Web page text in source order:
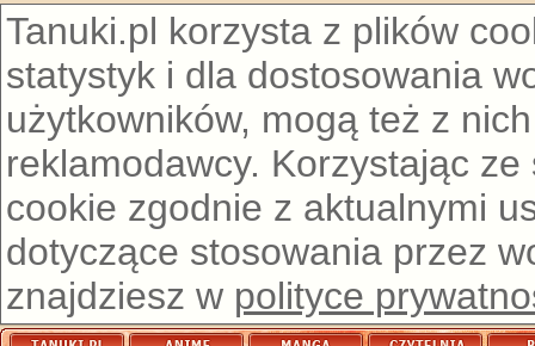
Tanuki.pl korzysta z plików
statystyk i dla dostosowania
użytkowników, mogą też z
reklamodawcy. Korzystając
cookie zgodnie z aktualnymi
dotyczące stosowania przez
znajdziesz w polityce